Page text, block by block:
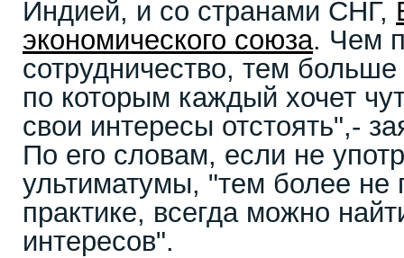
Индией, и со странами СНГ,
экономического союза. Чем
сотрудничество, тем
по которым каждый хочет
свои интересы отстоять",-
По его словам, если не
ультиматумы, "тем более не
практике, всегда можно
интересов".